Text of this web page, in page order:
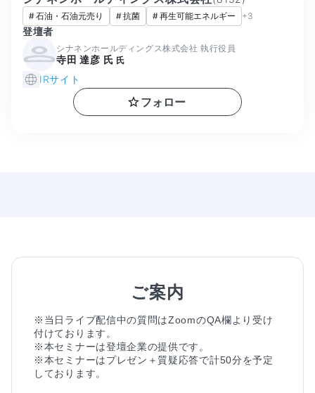
#石油・石油元売り #抗菌 #再生可能エネルギー +3
登壇者
シナネンホールディングス株式会社 執行役員
寺田 達彦 氏 氏
IRサイト
フォロー
ご案内
※当日ライブ配信中の質問はZoomのQA欄より受け
付けております。
※本セミナーは登壇企業の提供です。
※本セミナーはプレゼン＋質疑応答で計50分を予定
しております。